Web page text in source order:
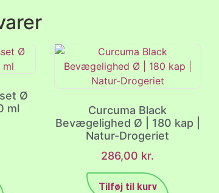
Ø
ml
Curcuma Black
Bevægelighed Ø | 180 kap |
Natur-Drogeriet
286,00 kr.
Tilføj til kurv